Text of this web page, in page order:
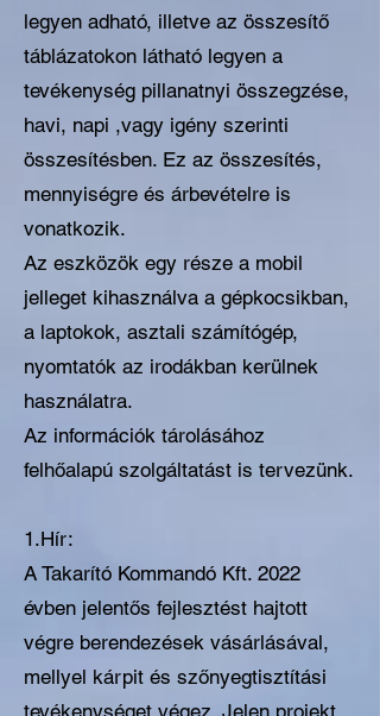
legyen adható, illetve az összesítő
táblázatokon látható legyen a
tevékenység pillanatnyi összegzése,
havi, napi ,vagy igény szerinti
összesítésben. Ez az összesítés,
mennyiségre és árbevételre is
vonatkozik.
Az eszközök egy része a mobil
jelleget kihasználva a gépkocsikban,
a laptokok, asztali számítógép,
nyomtatók az irodákban kerülnek
használatra.
Az információk tárolásához
felhőalapú szolgáltatást is tervezünk.
1.Hír:
A Takarító Kommandó Kft. 2022
évben jelentős fejlesztést hajtott
végre berendezések vásárlásával,
mellyel kárpit és szőnyegtisztítási
tevékenységet végez. Jelen projekt